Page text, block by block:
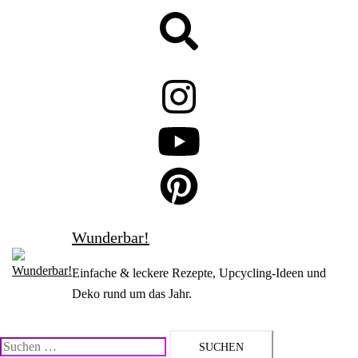
Wunderbar!
Einfache & leckere Rezepte, Upcycling-Ideen und
Deko rund um das Jahr.
Suchen